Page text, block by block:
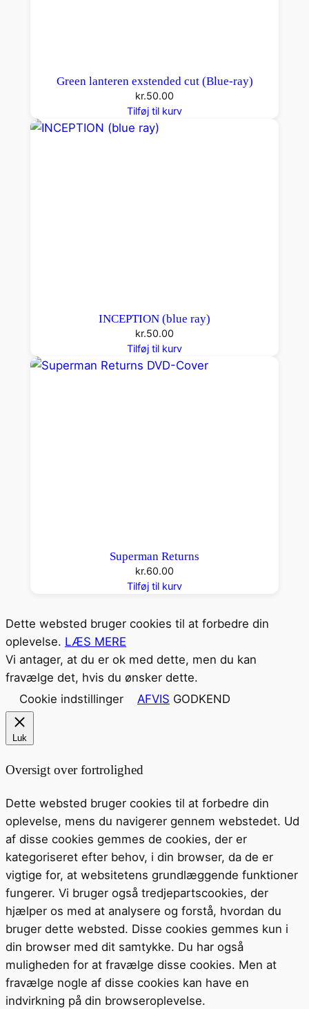
Green lanteren exstended cut (Blue-ray)
kr.50.00
Tilføj til kurv
INCEPTION (blue ray)
kr.50.00
Tilføj til kurv
Superman Returns
kr.60.00
Tilføj til kurv
Dette websted bruger cookies til at forbedre din
oplevelse. LÆS MERE
Vi antager, at du er ok med dette, men du kan
fravælge det, hvis du ønsker dette.
Cookie indstillinger
AFVIS GODKEND
Luk
Oversigt over fortrolighed
Dette websted bruger cookies til at forbedre din
oplevelse, mens du navigerer gennem webstedet. Ud
af disse cookies gemmes de cookies, der er
kategoriseret efter behov, i din browser, da de er
vigtige for, at websitetens grundlæggende funktioner
fungerer. Vi bruger også tredjepartscookies, der
hjælper os med at analysere og forstå, hvordan du
bruger dette websted. Disse cookies gemmes kun i
din browser med dit samtykke. Du har også
muligheden for at fravælge disse cookies. Men at
fravælge nogle af disse cookies kan have en
indvirkning på din browseroplevelse.